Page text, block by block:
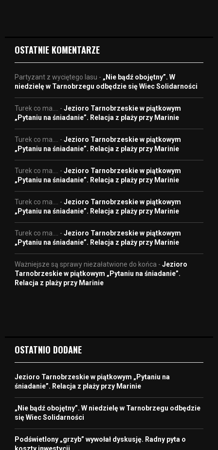
OSTATNIE KOMENTARZE
Partyzant z wyciętego lasu - „Nie bądź obojętny”. W
niedzielę w Tarnobrzegu odbędzie się Wiec Solidarności
Turek co ma.... - Jezioro Tarnobrzeskie w piątkowym
„Pytaniu na śniadanie”. Relacja z plaży przy Marinie
Turek co ma.... - Jezioro Tarnobrzeskie w piątkowym
„Pytaniu na śniadanie”. Relacja z plaży przy Marinie
Turek co ma.... - Jezioro Tarnobrzeskie w piątkowym
„Pytaniu na śniadanie”. Relacja z plaży przy Marinie
Turek co ma.... - Jezioro Tarnobrzeskie w piątkowym
„Pytaniu na śniadanie”. Relacja z plaży przy Marinie
Turek co ma.... - Jezioro Tarnobrzeskie w piątkowym
„Pytaniu na śniadanie”. Relacja z plaży przy Marinie
Ważniejsze są sprawy niezałatwione do końca - Jezioro
Tarnobrzeskie w piątkowym „Pytaniu na śniadanie”.
Relacja z plaży przy Marinie
OSTATNIO DODANE
Jezioro Tarnobrzeskie w piątkowym „Pytaniu na
śniadanie”. Relacja z plaży przy Marinie
„Nie bądź obojętny”. W niedzielę w Tarnobrzegu odbędzie
się Wiec Solidarności
Podświetlony „grzyb” wywołał dyskusję. Radny pyta o